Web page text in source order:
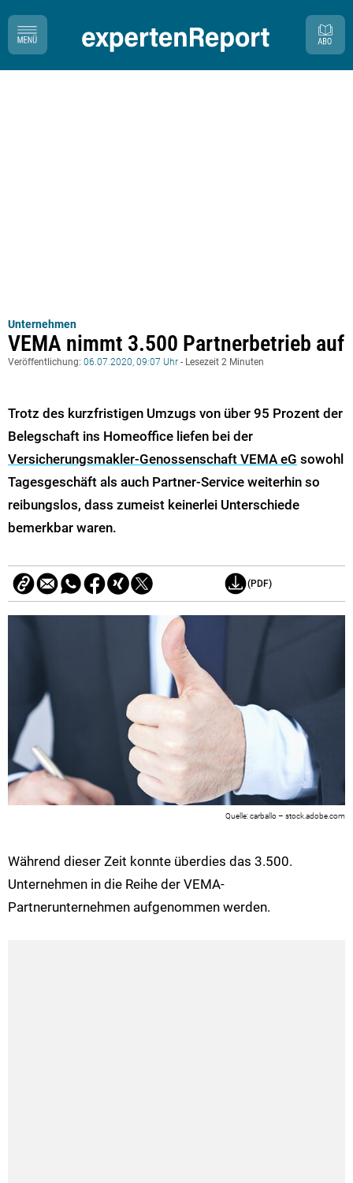
Unternehmen
VEMA nimmt 3.500 Partnerbetrieb auf
Veröffentlichung: 06.07.2020, 09:07 Uhr - Lesezeit 2 Minuten
Trotz des kurzfristigen Umzugs von über 95 Prozent der
Belegschaft ins Homeoffice liefen bei der
Versicherungsmakler-Genossenschaft VEMA eG sowohl
Tagesgeschäft als auch Partner-Service weiterhin so
reibungslos, dass zumeist keinerlei Unterschiede
bemerkbar waren.
(PDF)
carballo – stock.adobe.com
Während dieser Zeit konnte überdies das 3.500.
Unternehmen in die Reihe der VEMA-
Partnerunternehmen aufgenommen werden.